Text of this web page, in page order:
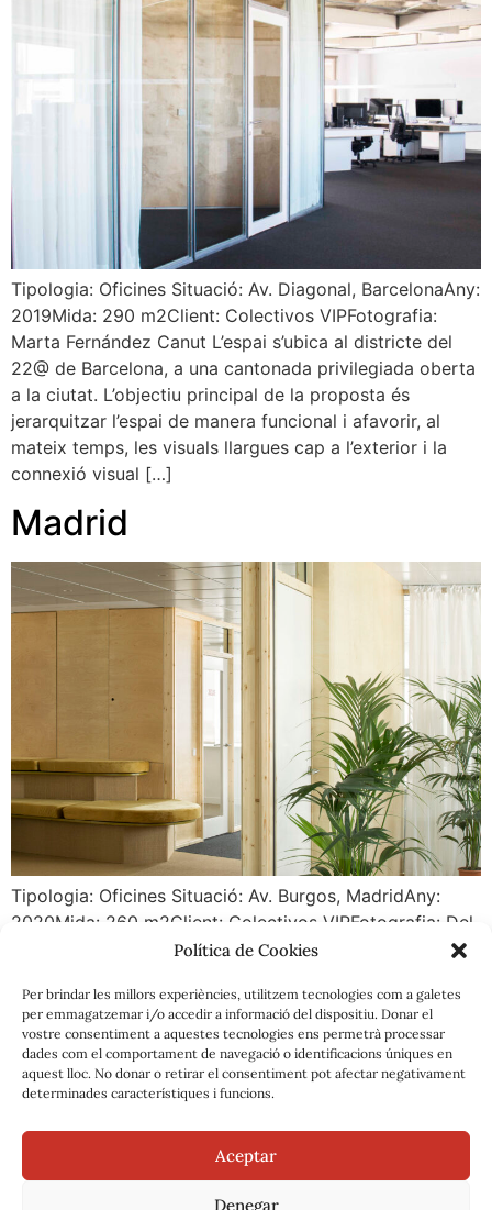
Política de Cookies
Per brindar les millors experiències, utilitzem tecnologies com a galetes
per emmagatzemar i/o accedir a informació del dispositiu. Donar el
vostre consentiment a aquestes tecnologies ens permetrà processar
dades com el comportament de navegació o identificacions úniques en
aquest lloc. No donar o retirar el consentiment pot afectar negativament
determinades característiques i funcions.
Aceptar
Denegar
Tipologia: Oficines Situació: Av. Diagonal, BarcelonaAny:
2019Mida: 290 m2Client: Colectivos VIPFotografia:
Marta Fernández Canut L’espai s’ubica al districte del
22@ de Barcelona, a una cantonada privilegiada oberta
a la ciutat. L’objectiu principal de la proposta és
jerarquitzar l’espai de manera funcional i afavorir, al
mateix temps, les visuals llargues cap a l’exterior i la
connexió visual […]
Madrid
Tipologia: Oficines Situació: Av. Burgos, MadridAny:
2020Mida: 260 m2Client: Colectivos VIPFotografia: Del
Rio Bani © La proposta s’organitza en dos blocs
d’emmagatzematge, i els espais oberts de treball i de
descans. En planta, les peces tancades es disposen en
forma de creu, ocupant una posició central, amb la […]
←older
Instagram info@ida-estudi.com